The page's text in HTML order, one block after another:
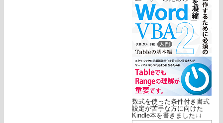
数式を使った条件付き書式
設定が苦手な方に向けた
Kindle本を書きました↓↓